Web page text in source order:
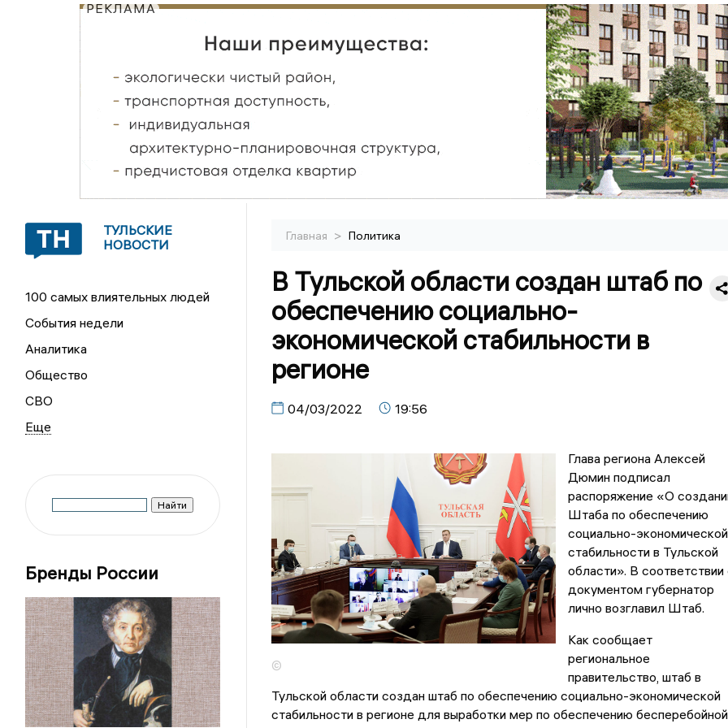
РЕКЛАМА
ТУЛЬСКИЕ
НОВОСТИ
100 самых влиятельных людей
События недели
Аналитика
Общество
СВО
Бренды России
Главная > Политика
В Тульской области создан штаб по
обеспечению социально-
экономической стабильности в
регионе
04/03/2022 19:56
©
Глава региона Алексей
Дюмин подписал
распоряжение «О
Штаба по обеспечению
социально-экономической
стабильности в Тульской
области». В соответствии
документом губернатор
лично возглавил Штаб.
Как сообщает
региональное
правительство, штаб в
Тульской области создан штаб по обеспечению социально-экономической
стабильности в регионе для выработки мер по обеспечению бесперебойной